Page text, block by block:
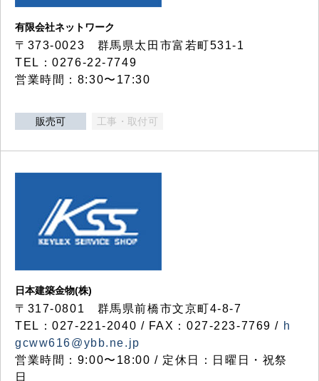
有限会社ネットワーク
〒373-0023 群馬県太田市富若町531-1
TEL：0276-22-7749
営業時間：8:30〜17:30
販売可 工事・取付可
日本建築金物(株)
〒317‐0801 群馬県前橋市文京町4-8-7
TEL：027-221-2040 / FAX：027-223-7769 / h
gcww616@ybb.ne.jp
営業時間：9:00〜18:00 / 定休日：日曜日・祝祭
日